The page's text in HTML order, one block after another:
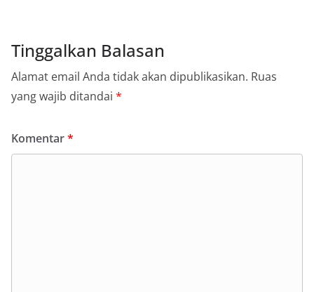
kamtibmas. Kehadiran petugas disambut baik
menyambut momentum HUT Kemerdekaan RI
dengan berbagai persiapan di lingkungan
masing-masing.‎Dalam dialog yang berlangsung
menanyakan kondisi keamanan dan kenyamanan
lingkungan tempat tinggal, serta membuka ruang
Tinggalkan Balasan
Alamat email Anda tidak akan dipublikasikan. Ruas
yang wajib ditandai *
Komentar*